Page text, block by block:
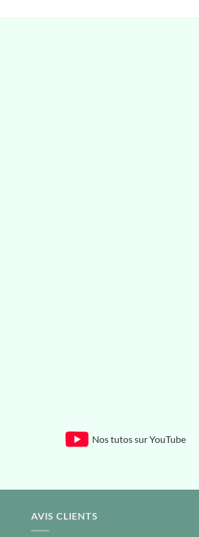
Nos tutos sur YouTube
AVIS CLIENTS